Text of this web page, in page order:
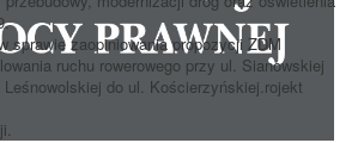
sprawie zaopiniowania propozycji ZDM
ruchu rowerowego przy ul. Sianowskiej
do ul. Kościerzyńskiej.rojekt